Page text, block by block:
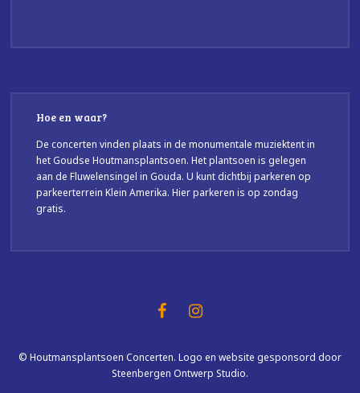
Hoe en waar?
De concerten vinden plaats in de monumentale muziektent in
het Goudse Houtmansplantsoen. Het plantsoen is gelegen
aan de Fluwelensingel in Gouda. U kunt dichtbij parkeren op
parkeerterrein Klein Amerika. Hier parkeren is op zondag
gratis.
© Houtmansplantsoen Concerten. Logo en website gesponsord door
Steenbergen Ontwerp Studio.